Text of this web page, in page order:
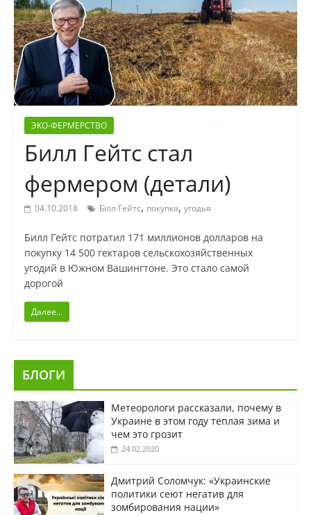
ЭКО-ФЕРМЕРСТВО
Билл Гейтс стал
фермером (детали)
04.10.2018 Білл Гейтс, покупка, угодья
Билл Гейтс потратил 171 миллионов долларов на
покупку 14 500 гектаров сельскохозяйственных
угодий в Южном Вашингтоне. Это стало самой
дорогой
Далее...
БЛОГИ
Метеорологи рассказали, почему в
Украине в этом году теплая зима и
чем это грозит
24.02.2020
Дмитрий Соломчук: «Украинские
политики сеют негатив для
зомбирования нации»